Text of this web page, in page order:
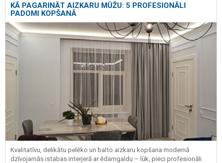
KĀ PAGARINĀT AIZKARU MŪŽU: 5 PROFESIONĀLI
PADOMI KOPŠANĀ
Kvalitatīvu, delikātu pelēko un balto aizkaru kopšana modernā
dzīvojamās istabas interjerā ar ēdamgaldu – lūk, pieci profesionāli